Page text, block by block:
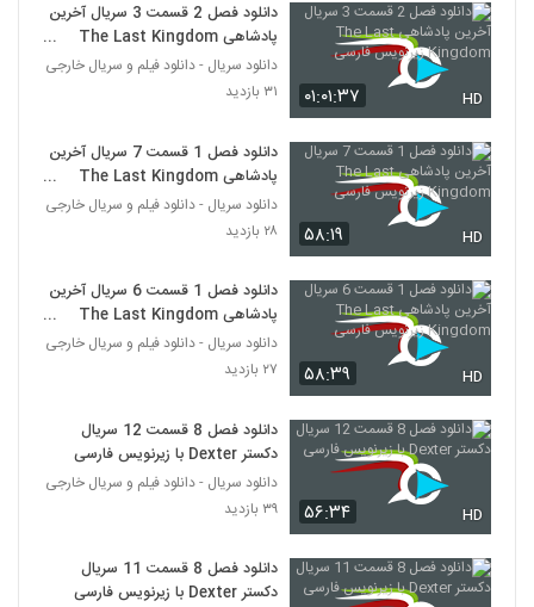
۰۱:۰۱:۳۷ HD
دانلود فصل 2 قسمت 3 سریال آخرین
پادشاهی The Last Kingdom
زیرنویس فارسی
دانلود سریال - دانلود فیلم و سریال خارجی
۳۱ بازدید
۵۸:۱۹ HD
دانلود فصل 1 قسمت 7 سریال آخرین
پادشاهی The Last Kingdom
زیرنویس فارسی
دانلود سریال - دانلود فیلم و سریال خارجی
۲۸ بازدید
۵۸:۳۹ HD
دانلود فصل 1 قسمت 6 سریال آخرین
پادشاهی The Last Kingdom
زیرنویس فارسی
دانلود سریال - دانلود فیلم و سریال خارجی
۲۷ بازدید
۵۶:۳۴ HD
دانلود فصل 8 قسمت 12 سریال
دکستر Dexter با زیرنویس فارسی
دانلود سریال - دانلود فیلم و سریال خارجی
۳۹ بازدید
دانلود فصل 8 قسمت 11 سریال
دکستر Dexter با زیرنویس فارسی